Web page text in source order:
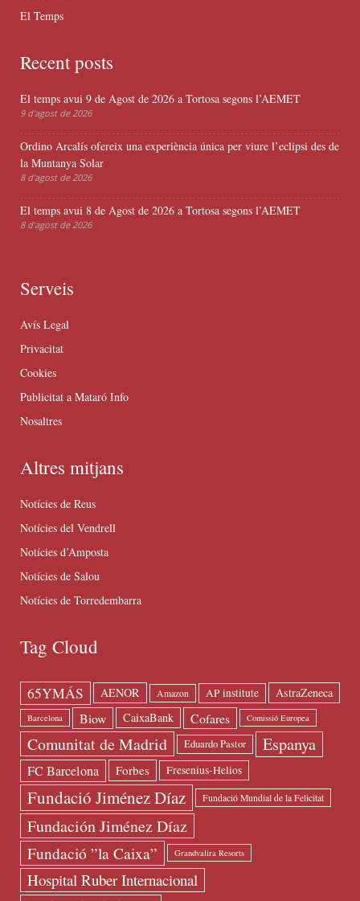
El Temps
Recent posts
El temps avui 9 de Agost de 2026 a Tortosa segons l’AEMET
9 d'agost de 2026
Ordino Arcalís ofereix una experiència única per viure l’eclipsi des de
la Muntanya Solar
8 d'agost de 2026
El temps avui 8 de Agost de 2026 a Tortosa segons l’AEMET
8 d'agost de 2026
Serveis
Avís Legal
Privacitat
Cookies
Publicitat a Mataró Info
Nosaltres
Altres mitjans
Notícies de Reus
Notícies del Vendrell
Notícies d’Amposta
Notícies de Salou
Notícies de Torredembarra
Tag Cloud
65YMÁS AENOR Amazon AP institute AstraZeneca
Barcelona Biow CaixaBank Cofares Comissió Europea
Comunitat de Madrid Eduardo Pastor Espanya
FC Barcelona Forbes Fresenius-Helios
Fundació Jiménez Díaz Fundació Mundial de la Felicitat
Fundación Jiménez Díaz
Fundació ”la Caixa” Grandvalira Resorts
Hospital Ruber Internacional